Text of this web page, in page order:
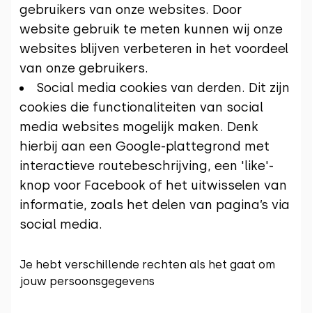
gebruikers van onze websites. Door
website gebruik te meten kunnen wij onze
websites blijven verbeteren in het voordeel
van onze gebruikers.
Social media cookies van derden. Dit zijn
cookies die functionaliteiten van social
media websites mogelijk maken. Denk
hierbij aan een Google-plattegrond met
interactieve routebeschrijving, een 'like'-
knop voor Facebook of het uitwisselen van
informatie, zoals het delen van pagina’s via
social media.
Je hebt verschillende rechten als het gaat om
jouw persoonsgegevens